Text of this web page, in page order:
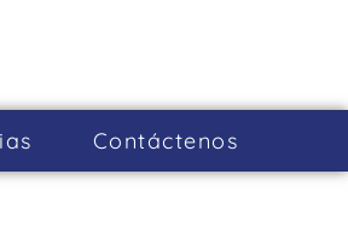
Cont­áctenos